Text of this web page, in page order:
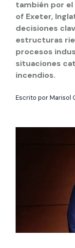
cursos
estadías
Te puede
interesar:
interesar:
vinculación
sociedad
Extensión
Te puede
intercambio
Servicios y
interesar:
también por el
of Exeter,
decisiones
estructuras
procesos
situaciones
incendios.
Escrito por Marisol